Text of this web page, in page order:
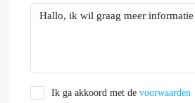
Ik ga akkoord met de voorwaarden